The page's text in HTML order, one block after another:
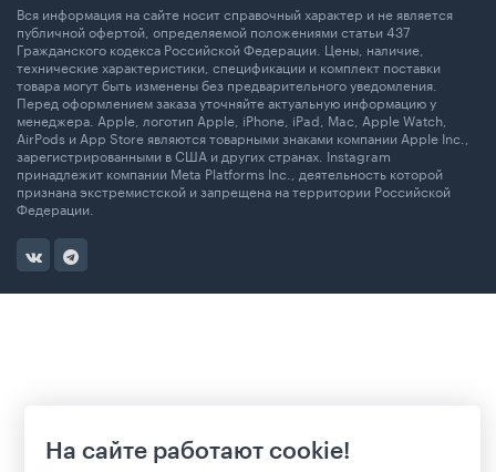
Вся информация на сайте носит справочный характер и не является
публичной офертой, определяемой положениями статьи 437
Гражданского кодекса Российской Федерации. Цены, наличие,
технические характеристики, спецификации и комплект поставки
товара могут быть изменены без предварительного уведомления.
Перед оформлением заказа уточняйте актуальную информацию у
менеджера. Apple, логотип Apple, iPhone, iPad, Mac, Apple Watch,
AirPods и App Store являются товарными знаками компании Apple Inc.,
зарегистрированными в США и других странах. Instagram
принадлежит компании Meta Platforms Inc., деятельность которой
признана экстремистской и запрещена на территории Российской
Федерации.
На сайте работают cookie!